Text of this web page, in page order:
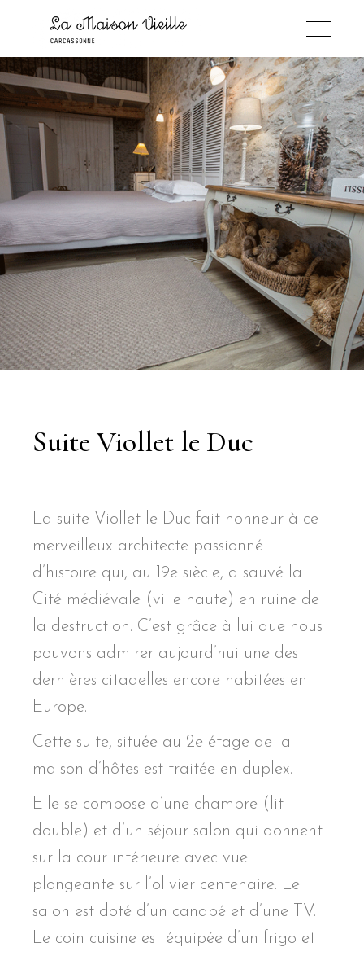
Suite Viollet le Duc
La suite Viollet-le-Duc fait honneur à ce
merveilleux architecte passionné
d’histoire qui, au 19e siècle, a sauvé la
Cité médiévale (ville haute) en ruine de
la destruction. C’est grâce à lui que nous
pouvons admirer aujourd’hui une des
dernières citadelles encore habitées en
Europe.
Cette suite, située au 2e étage de la
maison d’hôtes est traitée en duplex.
Elle se compose d’une chambre (lit
double) et d’un séjour salon qui donnent
sur la cour intérieure avec vue
plongeante sur l’olivier centenaire. Le
salon est doté d’un canapé et d’une TV.
Le coin cuisine est équipée d’un frigo et